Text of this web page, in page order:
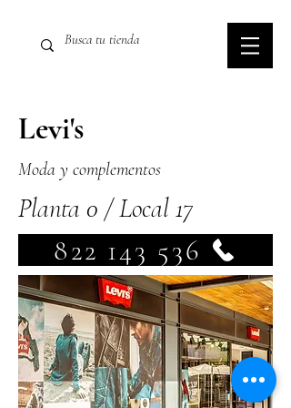
Levi's
Moda y complementos
Planta 0 / Local 17
822 143 536